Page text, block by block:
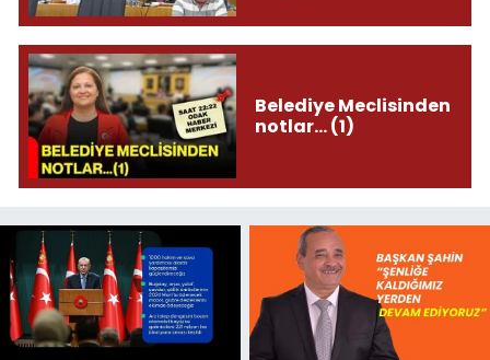
Belediye Meclisinden
notlar... (1)